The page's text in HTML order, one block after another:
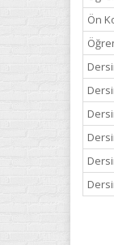
Ön